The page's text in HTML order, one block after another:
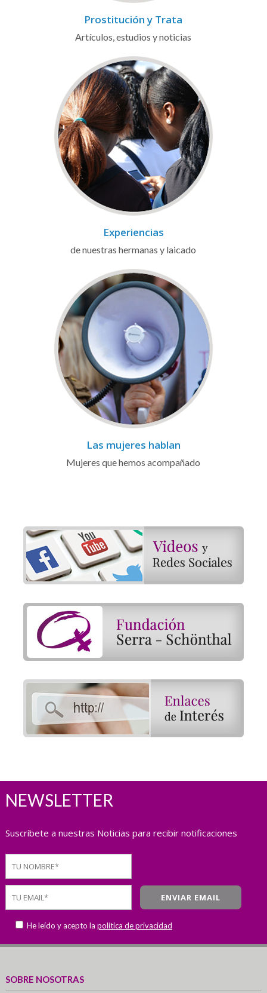
Prostitución y Trata
Artículos, estudios y noticias
Experiencias
de nuestras hermanas y laicado
Las mujeres hablan
Mujeres que hemos acompañado
NEWSLETTER
Suscríbete a nuestras Noticias para recibir notificaciones
He leído y acepto la política de privacidad
SOBRE NOSOTRAS